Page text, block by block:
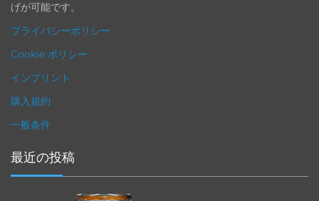
げが可能です。
プライバシーポリシー
Cookie ポリシー
インプリント
購入規約
一般条件
最近の投稿